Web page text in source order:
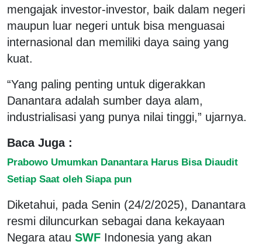
mengajak investor-investor, baik dalam negeri
maupun luar negeri untuk bisa menguasai
internasional dan memiliki daya saing yang
kuat.
“Yang paling penting untuk digerakkan
Danantara adalah sumber daya alam,
industrialisasi yang punya nilai tinggi,” ujarnya.
Baca Juga :
Prabowo Umumkan Danantara Harus Bisa Diaudit
Setiap Saat oleh Siapa pun
Diketahui, pada Senin (24/2/2025), Danantara
resmi diluncurkan sebagai dana kekayaan
Negara atau SWF Indonesia yang akan